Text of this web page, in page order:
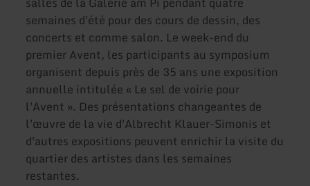
semaines d'été pour des cours de dessin, des
concerts et comme salon. Le week-end du
premier Avent, les participants au symposium
organisent depuis près de 35 ans une exposition
annuelle intitulée « Le sel de voirie pour
l'Avent ». Des présentations changeantes de
l'œuvre de la vie d'Albrecht Klauer-Simonis et
d'autres expositions peuvent enrichir la visite du
quartier des artistes dans les semaines
restantes.